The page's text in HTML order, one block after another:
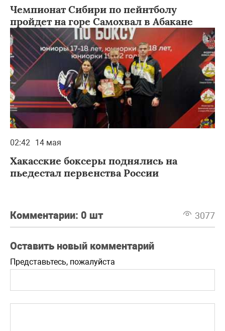
Чемпионат Сибири по пейнтболу
пройдет на горе Самохвал в Абакане
02:42 14 мая
Хакасские боксеры поднялись на
пьедестал первенства России
Комментарии: 0 шт 3077
Оставить новый комментарий
Представьтесь, пожалуйста